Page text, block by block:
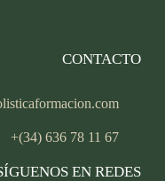
CONTACTO
+(34) 636 78 11 67
EN REDES